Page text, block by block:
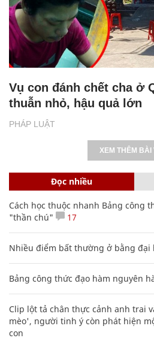
PHÁP LUẬT
Vụ con đánh chết cha ở
thuẫn nhỏ, hậu quả lớn
XEM THÊM BÀI
Đọc nhiều
Cách học thuộc nhanh Bảng công
"thần chú"
17
Nhiều điểm bất thường ở bằng đại
Bảng công thức đạo hàm nguyên
Clip lột tả chân thực cảnh anh trai
mèo', người tinh ý còn phát hiện
con